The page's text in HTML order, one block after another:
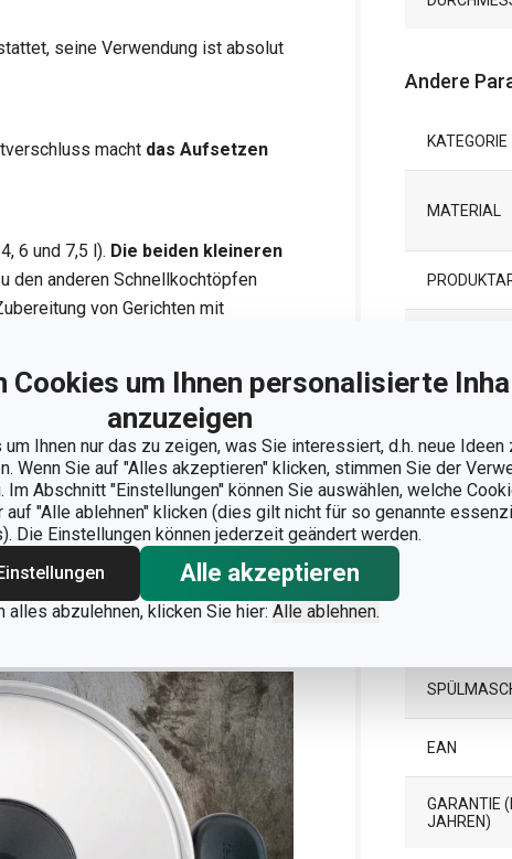
Cookies um Ihnen personalisierte
anzuzeigen
Ihnen nur das zu zeigen, was Sie interessiert, d.h. neue Ideen
Wenn Sie auf "Alles akzeptieren" klicken, stimmen Sie der
Im Abschnitt "Einstellungen" können Sie auswählen, welche
auf "Alle ablehnen" klicken (dies gilt nicht für so genannte
Die Einstellungen können jederzeit geändert werden.
Alle akzeptieren
alles abzulehnen, klicken Sie hier: Alle ablehnen.
seine Verwendung ist absolut
macht das Aufsetzen
6 und 7,5 l). Die beiden kleineren
den anderen Schnellkochtöpfen
von Gerichten mit
, die zur
Kochleistung, die vor dem
beiträgt.
Keramik und Induktion geeignet.
Andere
KATEGORIE
MATERIAL
FARBE
INDUKTION
GASHERD
EAN
GARANTIE
JAHREN)